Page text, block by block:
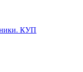
КУП